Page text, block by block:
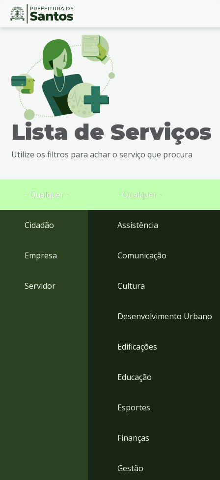
Ir
busca
Ir
rodapé
Conteúdo
Lista de Serviços
Utilize os filtros para achar o serviço que procura
- Qualquer -
Cidadão
Empresa
Servidor
- Qualquer -
Assistência
Comunicação
Cultura
Desenvolvimento Urbano
Edificações
Educação
Esportes
Finanças
Gestão